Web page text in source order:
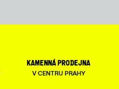
kamenná prodejna
V CENTRU PRAHY